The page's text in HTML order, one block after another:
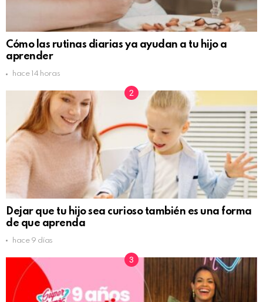
Cómo las rutinas diarias ya ayudan a tu hijo a
aprender
hace 14 horas
Dejar que tu hijo sea curioso también es una forma
de que aprenda
hace 9 días